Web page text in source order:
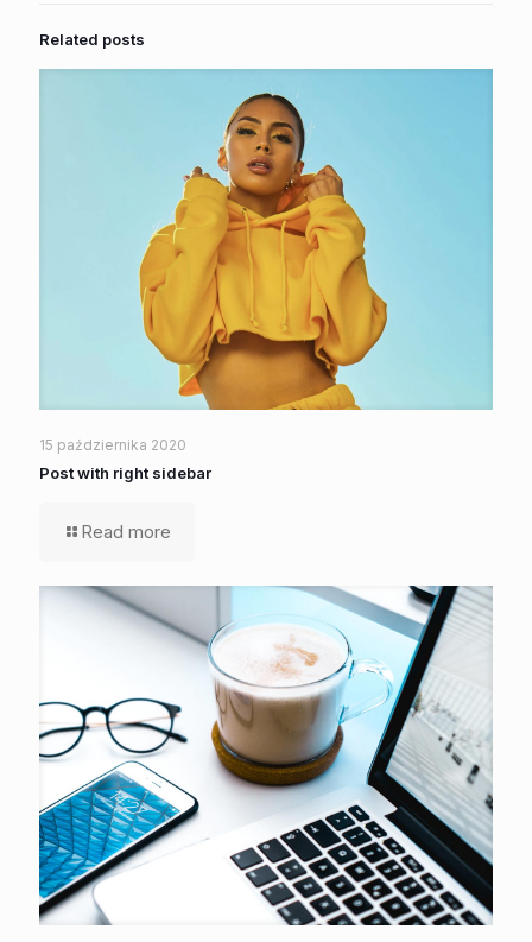
Related posts
15 października 2020
Post with right sidebar
Read more